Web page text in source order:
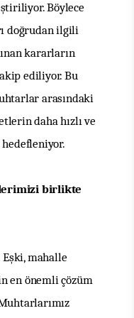
Böylece
doğrudan ilgili
kararların
ediliyor. Bu
arasındaki
daha hızlı ve
birlikte
Eşki, mahalle
en önemli çözüm